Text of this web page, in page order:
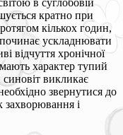
кратно при
кількох годин,
ускладнювати
відчуття хронічної
характер тупий
синовіт викликає
звернутися до
захворювання і